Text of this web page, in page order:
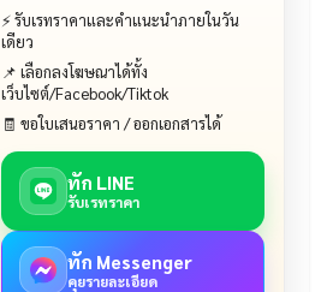
⚡ รับเรทราคาและคำแนะนำภายในวัน
เดียว
📌 เลือกลงโฆษณาได้ทั้ง
เว็บไซต์/Facebook/Tiktok
🧾 ขอใบเสนอราคา / ออกเอกสารได้
ทัก LINE
รับเรทราคา
ทัก Messenger
คุยรายละเอียด